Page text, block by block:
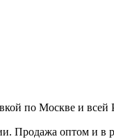
по Москве и всей
Продажа оптом и в